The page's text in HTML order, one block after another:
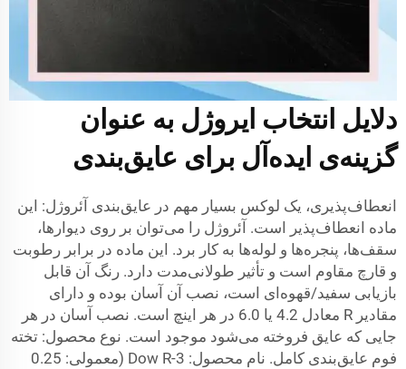
دلایل انتخاب ایروژل به عنوان
گزینه‌ی ایده‌آل برای عایق‌بندی
انعطاف‌پذیری، یک لوکس بسیار مهم در عایق‌بندی آئروژل: این
ماده انعطاف‌پذیر است. آئروژل را می‌توان بر روی دیوارها،
سقف‌ها، پنجره‌ها و لوله‌ها به کار برد. این ماده در برابر رطوبت
و قارچ مقاوم است و تأثیر طولانی‌مدت دارد. رنگ آن قابل
بازیابی سفید/قهوه‌ای است، نصب آن آسان بوده و دارای
مقادیر R معادل 4.2 یا 6.0 در هر اینچ است. نصب آسان در هر
جایی که عایق فروخته می‌شود موجود است. نوع محصول: تخته
فوم عایق‌بندی کامل. نام محصول: Dow R-3 (معمولی: 0.25